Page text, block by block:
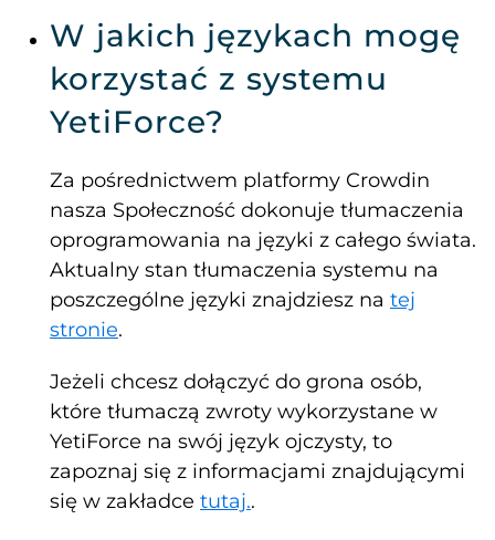
W jakich językach mogę
korzystać z systemu
YetiForce?
Za pośrednictwem platformy Crowdin
nasza Społeczność dokonuje tłumaczenia
oprogramowania na języki z całego świata.
Aktualny stan tłumaczenia systemu na
poszczególne języki znajdziesz na tej
stronie.
Jeżeli chcesz dołączyć do grona osób,
które tłumaczą zwroty wykorzystane w
YetiForce na swój język ojczysty, to
zapoznaj się z informacjami znajdującymi
się w zakładce tutaj..